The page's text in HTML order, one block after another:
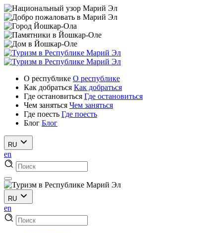
О республике О республике
Как добраться Как добраться
Где остановиться Где остановиться
Чем заняться Чем заняться
Где поесть Где поесть
Блог Блог
RU
en
RU
en